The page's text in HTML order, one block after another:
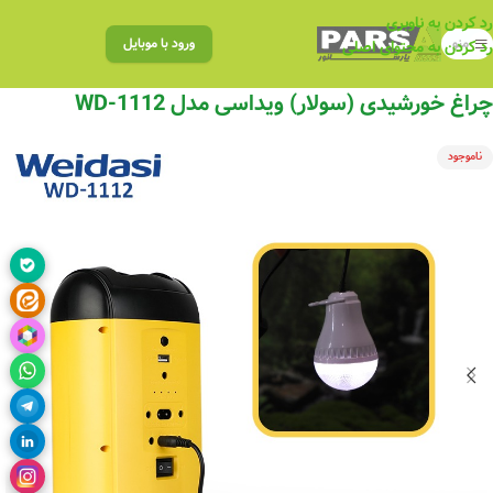
رد کردن به ناوبری
رد کردن به محتوای اصلی
منو ورود با موبایل
چراغ خورشیدی (سولار) ویداسی مدل WD-1112
ناموجود